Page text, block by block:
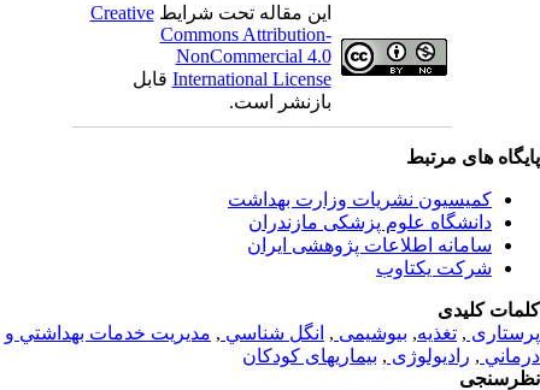
این مقاله تحت شرایطCreative
Commons Attribution-
NonCommercial 4.0
International Licenseقابل
بازنشر است.
های مرتبط
کمیسیون نشریات وزارت بهداشت
دانشگاه علوم پزشکی مازندران
سامانه اطلاعات پژوهشی ایران
شرکت یکتاوب
کلیدی
, تغذيه,بیوشیمی , انگل شناسي , مديريت خدمات بهداشتي و
, رادیولوژی, بیماریهای کودکان